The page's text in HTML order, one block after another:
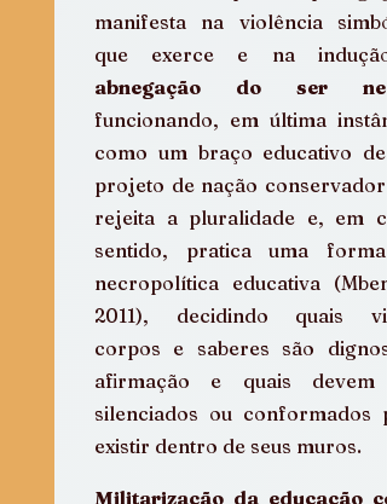
manifesta na violência
abnegação do ser
funcionando, em última
como um braço educativo de
projeto de nação conservador
rejeita a pluralidade e, em
sentido, pratica uma forma
necropolítica educativa
2011), decidindo quais
corpos e saberes são dignos
afirmação e quais devem
silenciados ou conformados
existir dentro de seus muros.
Militarização da educação